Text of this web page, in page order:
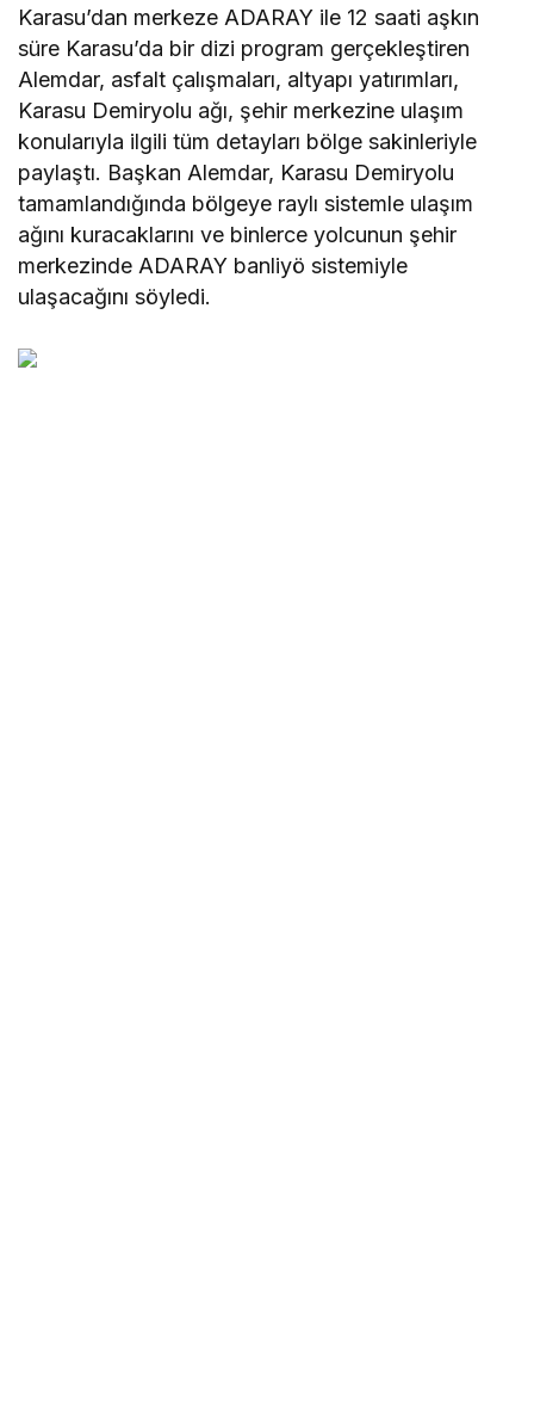
Karasu’dan merkeze ADARAY ile 12 saati aşkın
süre Karasu’da bir dizi program gerçekleştiren
Alemdar, asfalt çalışmaları, altyapı yatırımları,
Karasu Demiryolu ağı, şehir merkezine ulaşım
konularıyla ilgili tüm detayları bölge sakinleriyle
paylaştı. Başkan Alemdar, Karasu Demiryolu
tamamlandığında bölgeye raylı sistemle ulaşım
ağını kuracaklarını ve binlerce yolcunun şehir
merkezinde ADARAY banliyö sistemiyle
ulaşacağını söyledi.